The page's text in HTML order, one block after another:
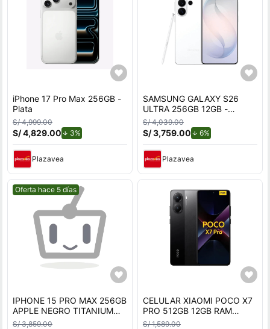
iPhone 17 Pro Max 256GB -
Plata
S/ 4,999.00
S/ 4,829.00 3%
Plazavea
SAMSUNG GALAXY S26
ULTRA 256GB 12GB -
BLANCO
S/ 4,039.00
S/ 3,759.00 6%de descuento.
Plazavea
Mejor precio.
Oferta hace 5 días
IPHONE 15 PRO MAX 256GB
APPLE NEGRO TITANIUM
REACONDICIONADO
S/ 3,859.00
CELULAR XIAOMI POCO X7
PRO 512GB 12GB RAM
NEGRO
S/ 1,589.00